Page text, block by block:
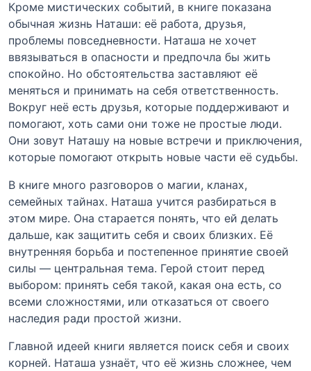
Кроме мистических событий, в книге показана
обычная жизнь Наташи: её работа, друзья,
проблемы повседневности. Наташа не хочет
ввязываться в опасности и предпочла бы жить
спокойно. Но обстоятельства заставляют её
меняться и принимать на себя ответственность.
Вокруг неё есть друзья, которые поддерживают и
помогают, хоть сами они тоже не простые люди.
Они зовут Наташу на новые встречи и приключения,
которые помогают открыть новые части её судьбы.
В книге много разговоров о магии, кланах,
семейных тайнах. Наташа учится разбираться в
этом мире. Она старается понять, что ей делать
дальше, как защитить себя и своих близких. Её
внутренняя борьба и постепенное принятие своей
силы — центральная тема. Герой стоит перед
выбором: принять себя такой, какая она есть, со
всеми сложностями, или отказаться от своего
наследия ради простой жизни.
Главной идеей книги является поиск себя и своих
корней. Наташа узнаёт, что её жизнь сложнее, чем